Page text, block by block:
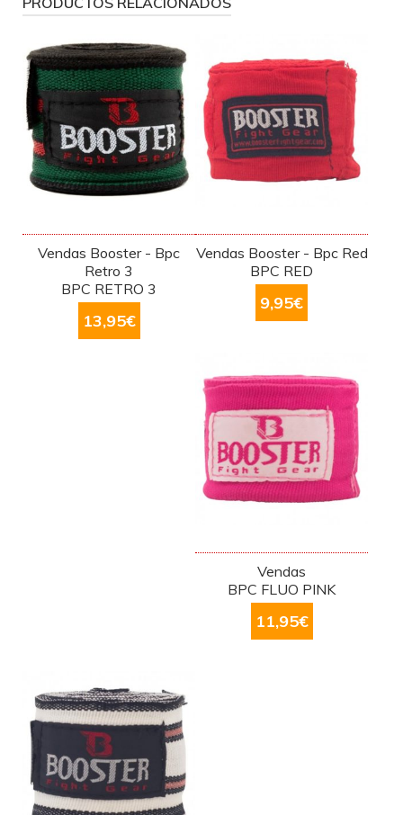
Vendas Booster - Bpc
Retro 3
BPC RETRO 3
13,95€
Vendas Booster - Bpc Red
BPC RED
9,95€
Vendas
BPC FLUO PINK
11,95€